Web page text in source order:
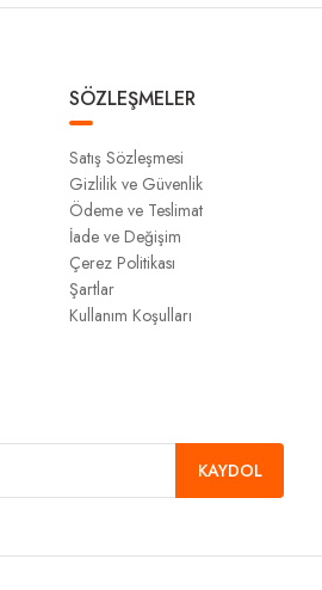
SÖZLEŞMELER
Satış Sözleşmesi
Gizlilik ve Güvenlik
Ödeme ve Teslimat
İade ve Değişim
Çerez Politikası
Şartlar
Kullanım Koşulları
KAYDOL